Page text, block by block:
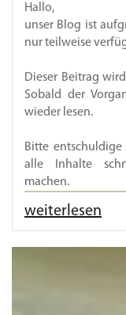
Hallo,
unser Blog ist
nur teilweise
Dieser Beitrag
Sobald der
wieder lesen.
Bitte
alle Inhalte
machen.
weiterlesen